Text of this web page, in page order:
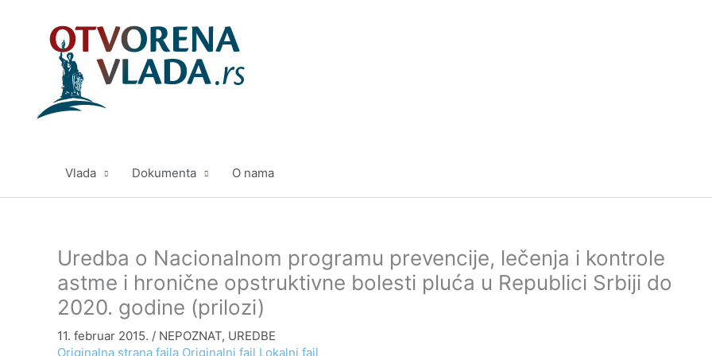
Vlada Dokumenta O nama
Uredba o Nacionalnom programu prevencije, lečenja i kontrole
astme i hronične opstruktivne bolesti pluća u Republici Srbiji do
2020. godine (prilozi)
11. februar 2015. / NEPOZNAT, UREDBE
Originalna strana fajla Originalni fajl Lokalni fajl